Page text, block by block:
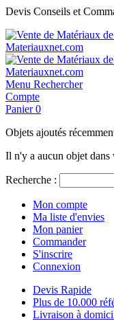
Devis Conseils et
Menu Rechercher
Compte
Panier 0
Objets ajoutés
Il n'y a aucun objet dans
Recherche :
Mon compte
Ma liste d'envies
Mon panier
Commander
S'inscrire
Connexion
Devis Rapide
Plus de 10.000
Livraison à